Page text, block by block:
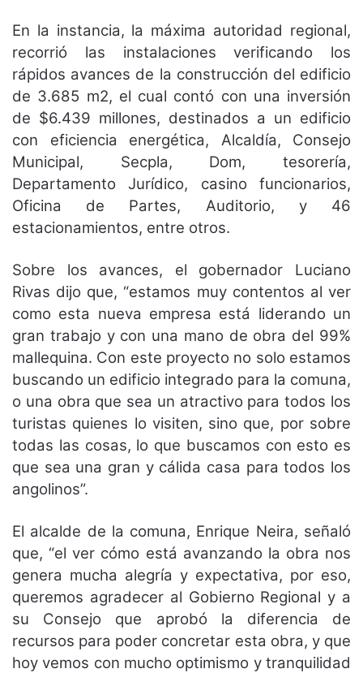
En la instancia, la máxima autoridad regional,
recorrió las instalaciones verificando los
rápidos avances de la construcción del edificio
de 3.685 m2, el cual contó con una inversión
de $6.439 millones, destinados a un edificio
con eficiencia energética, Alcaldía, Consejo
Municipal, Secpla, Dom, tesorería,
Departamento Jurídico, casino funcionarios,
Oficina de Partes, Auditorio, y 46
estacionamientos, entre otros.
Sobre los avances, el gobernador Luciano
Rivas dijo que, “estamos muy contentos al ver
como esta nueva empresa está liderando un
gran trabajo y con una mano de obra del 99%
mallequina. Con este proyecto no solo estamos
buscando un edificio integrado para la comuna,
o una obra que sea un atractivo para todos los
turistas quienes lo visiten, sino que, por sobre
todas las cosas, lo que buscamos con esto es
que sea una gran y cálida casa para todos los
angolinos”.
El alcalde de la comuna, Enrique Neira, señaló
que, “el ver cómo está avanzando la obra nos
genera mucha alegría y expectativa, por eso,
queremos agradecer al Gobierno Regional y a
su Consejo que aprobó la diferencia de
recursos para poder concretar esta obra, y que
hoy vemos con mucho optimismo y tranquilidad